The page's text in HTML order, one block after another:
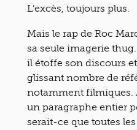
L’excès, toujours plus.
Mais le rap de Roc
sa seule imagerie
il étoffe son discours
glissant nombre de
notamment filmiques.
un paragraphe entier
serait-ce que toutes